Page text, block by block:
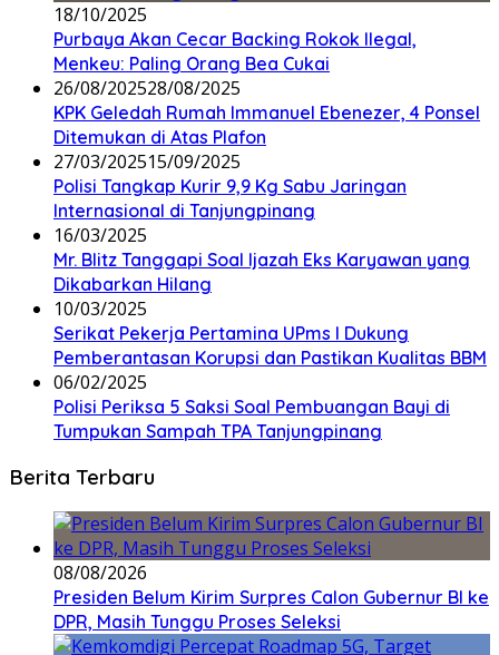
18/10/2025
Purbaya Akan Cecar Backing Rokok Ilegal,
Menkeu: Paling Orang Bea Cukai
26/08/202528/08/2025
KPK Geledah Rumah Immanuel Ebenezer, 4 Ponsel
Ditemukan di Atas Plafon
27/03/202515/09/2025
Polisi Tangkap Kurir 9,9 Kg Sabu Jaringan
Internasional di Tanjungpinang
16/03/2025
Mr. Blitz Tanggapi Soal Ijazah Eks Karyawan yang
Dikabarkan Hilang
10/03/2025
Serikat Pekerja Pertamina UPms I Dukung
Pemberantasan Korupsi dan Pastikan Kualitas BBM
06/02/2025
Polisi Periksa 5 Saksi Soal Pembuangan Bayi di
Tumpukan Sampah TPA Tanjungpinang
Berita Terbaru
08/08/2026
Presiden Belum Kirim Surpres Calon Gubernur BI ke
DPR, Masih Tunggu Proses Seleksi